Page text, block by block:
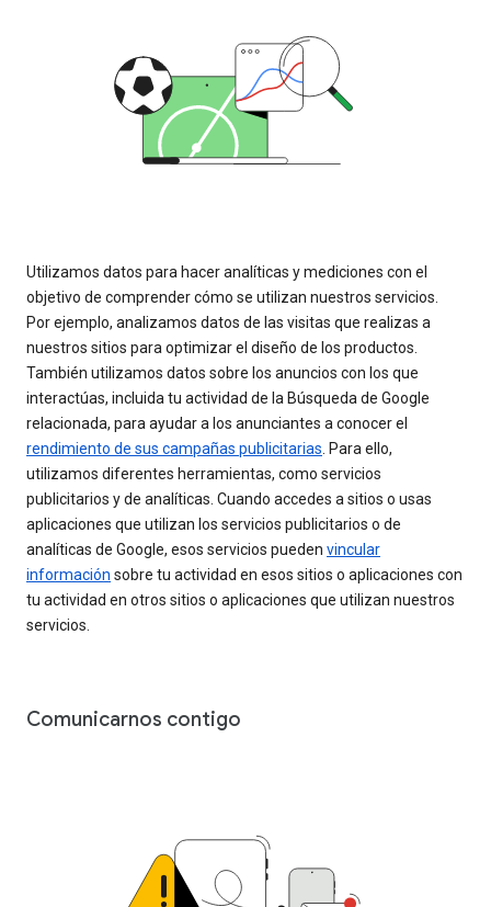
Utilizamos datos para hacer analíticas y mediciones con el
objetivo de comprender cómo se utilizan nuestros servicios.
Por ejemplo, analizamos datos de las visitas que realizas a
nuestros sitios para optimizar el diseño de los productos.
También utilizamos datos sobre los anuncios con los que
interactúas, incluida tu actividad de la Búsqueda de Google
relacionada, para ayudar a los anunciantes a conocer el
rendimiento de sus campañas publicitarias. Para ello,
utilizamos diferentes herramientas, como servicios
publicitarios y de analíticas. Cuando accedes a sitios o usas
aplicaciones que utilizan los servicios publicitarios o de
analíticas de Google, esos servicios pueden vincular
información sobre tu actividad en esos sitios o aplicaciones con
tu actividad en otros sitios o aplicaciones que utilizan nuestros
servicios.
Comunicarnos contigo